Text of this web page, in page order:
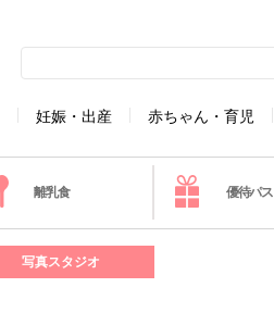
妊娠・出産 赤ちゃん・育児
離乳食 優待パス
写真スタジオ